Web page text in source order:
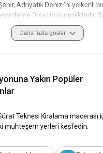
Adriyatik Denizi'ni yelkenli
fırsatını sunmaktadır.
gizli koyları ve benzersiz
ikinci büyük şehri ve
Tarihi palaslar, müzeler ve
deniz kültürü oldukça
Split'teki tekne turunun nasıl
Daha fazla göster
Yakın Popüler
Teknesi Kiralama macerası
muhteşem yerleri keşfedin.